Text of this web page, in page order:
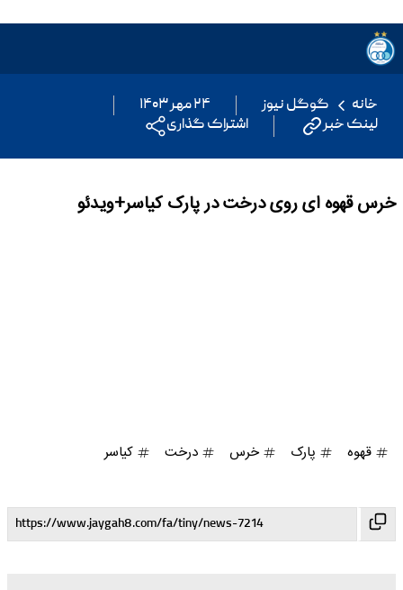
خانه گوگل نیوز
۲۴ مهر ۱۴۰۳
لینک خبر
اشتراک گذاری
خرس قهوه ای روی درخت در پارک کیاسر+ویدئو
قهوه پارک خرس درخت کیاسر